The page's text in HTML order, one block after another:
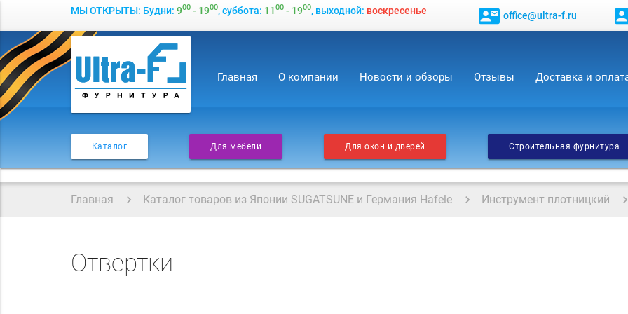
МЫ ОТКРЫТЫ: Будни: 900- 1900, суббота: 1100- 1900, выходной: воскресенье contact_mail office@ultra-f.ru
Главная О компании Новости и обзоры Отзывы Доставка и
Каталог Для мебели Для окон и дверей Строительная фурнитура
Главная Каталог товаров из Японии SUGATSUNE и Германия Hafele Инструмент плотницкий
Отвертки